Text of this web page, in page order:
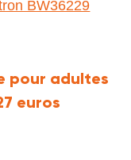
BW36229
pour adultes
euros